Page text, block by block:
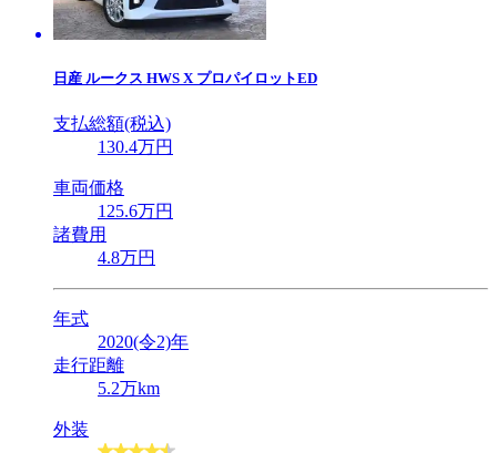
日産 ルークス HWS X プロパイロットED
支払総額(税込)
130.4万円
車両価格
125.6万円
諸費用
4.8万円
年式
2020(令2)年
走行距離
5.2万km
外装